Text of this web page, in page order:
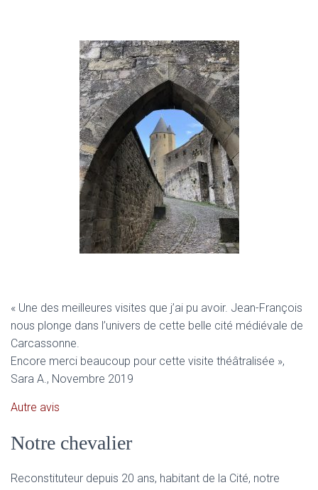
« Une des meilleures visites que j’ai pu avoir. Jean-François
nous plonge dans l’univers de cette belle cité médiévale de
Carcassonne.
Encore merci beaucoup pour cette visite théâtralisée »,
Sara A., Novembre 2019
Autre avis
Notre chevalier
Reconstituteur depuis 20 ans, habitant de la Cité, notre